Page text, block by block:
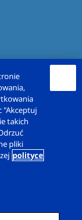
Sp. z
"Akceptuj
takich
pliki
polityce